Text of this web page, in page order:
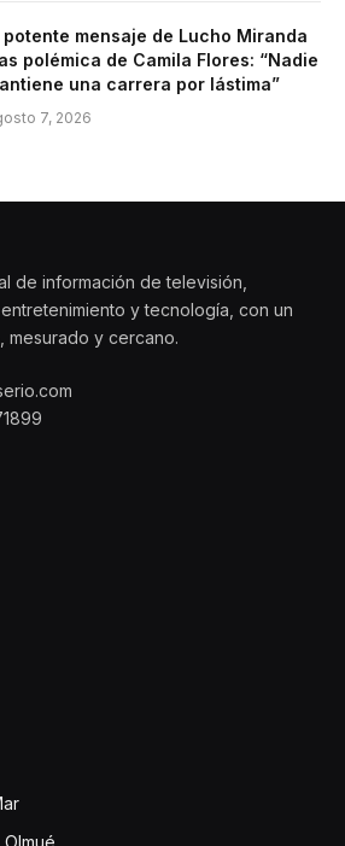
potente mensaje de Lucho Miranda
polémica de Camila Flores: “Nadie
una carrera por lástima”
7, 2026
de información de televisión,
y tecnología, con un
y cercano.